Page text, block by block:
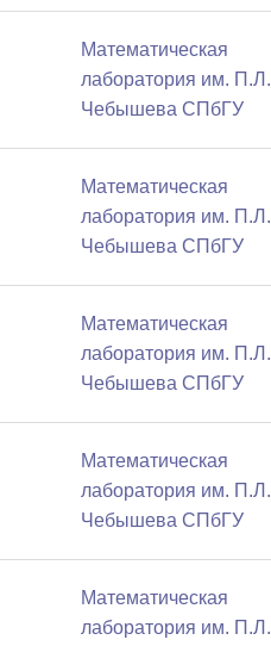
Математичеcкая
лаборатория им. П.Л.
Чебышева СПбГУ
Математичеcкая
лаборатория им. П.Л.
Чебышева СПбГУ
Математичеcкая
лаборатория им. П.Л.
Чебышева СПбГУ
Математичеcкая
лаборатория им. П.Л.
Чебышева СПбГУ
Математичеcкая
лаборатория им. П.Л.